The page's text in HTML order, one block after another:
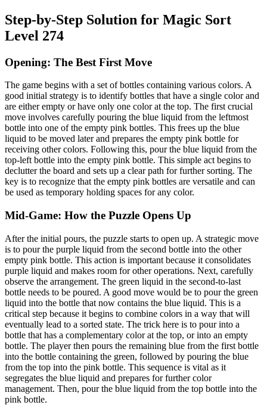
Step-by-Step Solution for Magic Sort
Level 274
Opening: The Best First Move
The game begins with a set of bottles containing various colors. A
good initial strategy is to identify bottles that have a single color and
are either empty or have only one color at the top. The first crucial
move involves carefully pouring the blue liquid from the leftmost
bottle into one of the empty pink bottles. This frees up the blue
liquid to be moved later and prepares the empty pink bottle for
receiving other colors. Following this, pour the blue liquid from the
top-left bottle into the empty pink bottle. This simple act begins to
declutter the board and sets up a clear path for further sorting. The
key is to recognize that the empty pink bottles are versatile and can
be used as temporary holding spaces for any color.
Mid-Game: How the Puzzle Opens Up
After the initial pours, the puzzle starts to open up. A strategic move
is to pour the purple liquid from the second bottle into the other
empty pink bottle. This action is important because it consolidates
purple liquid and makes room for other operations. Next, carefully
observe the arrangement. The green liquid in the second-to-last
bottle needs to be poured. A good move would be to pour the green
liquid into the bottle that now contains the blue liquid. This is a
critical step because it begins to combine colors in a way that will
eventually lead to a sorted state. The trick here is to pour into a
bottle that has a complementary color at the top, or into an empty
bottle. The player then pours the remaining blue from the first bottle
into the bottle containing the green, followed by pouring the blue
from the top into the pink bottle. This sequence is vital as it
segregates the blue liquid and prepares for further color
management. Then, pour the blue liquid from the top bottle into the
pink bottle.